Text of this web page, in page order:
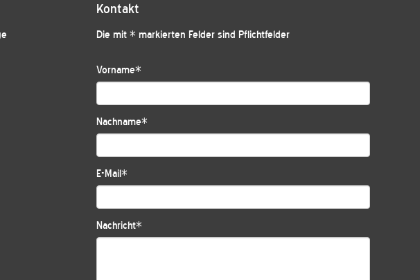
Kontakt
Die mit * markierten Felder sind Pflichtfelder
Vorname*
Nachname*
E-Mail*
Nachricht*